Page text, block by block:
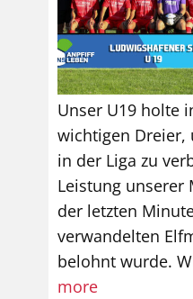
Unser U19 holte
wichtigen Dreier,
in der Liga zu
Leistung unserer
der letzten
verwandelten
belohnt wurde.
more